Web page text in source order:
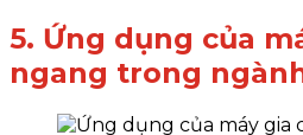
5. Ứng dụng của
ngang trong